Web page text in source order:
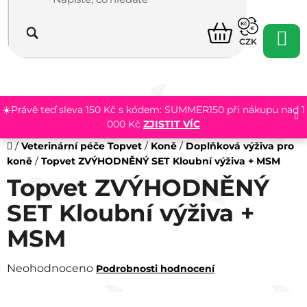
obsah
☀️Právě teď sleva 150 Kč s kódem: SUMMER150 při nákupu nad 1
000 Kč ZJISTIT VÍC
NÁKUPNÍ
KOŠÍK
CZK
Domů
/ Veterinární péče Topvet / Koně / Doplňková výživa pro
koně / Topvet ZVÝHODNĚNÝ SET Kloubní výživa + MSM
Topvet ZVÝHODNĚNÝ
SET Kloubní výživa +
MSM
Průměrné
Neohodnoceno Podrobnosti hodnocení